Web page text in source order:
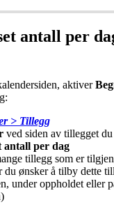
antall per
, aktiver
:
> Tillegg
ved siden av tillegget du
antall per dag
tillegg som er
du ønsker å tilby dette
, under oppholdet eller p
)